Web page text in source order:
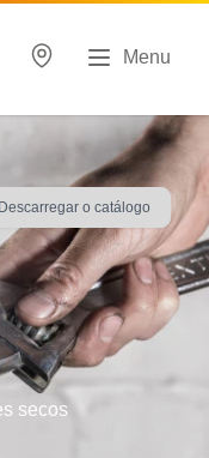
Menu
Descarregar o catálogo
secos